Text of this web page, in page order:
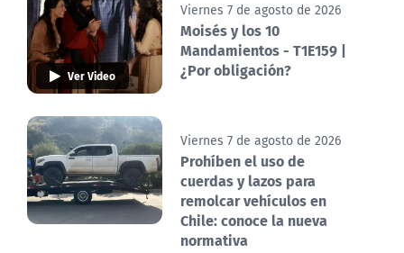
Ver Video
Viernes 7 de agosto de 2026
Moisés y los 10
Mandamientos - T1E159 |
¿Por obligación?
Viernes 7 de agosto de 2026
Prohíben el uso de
cuerdas y lazos para
remolcar vehículos en
Chile: conoce la nueva
normativa